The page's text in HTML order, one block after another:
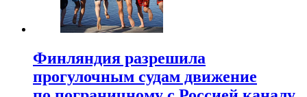
Финляндия разрешила
прогулочным судам движение